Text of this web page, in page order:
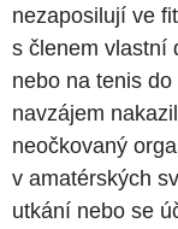
nezaposilují ve
s členem vlastní
nebo na tenis
navzájem
neočkovaný
v amatérských
utkání nebo se